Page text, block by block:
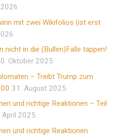
mit zwei Wikifolios (ist erst
nicht in die (Bullen)Falle tappen!
Oktober 2025
– Treibt Trump zum
31. August 2025
und richtige Reaktionen – Teil
April 2025
und richtige Reaktionen